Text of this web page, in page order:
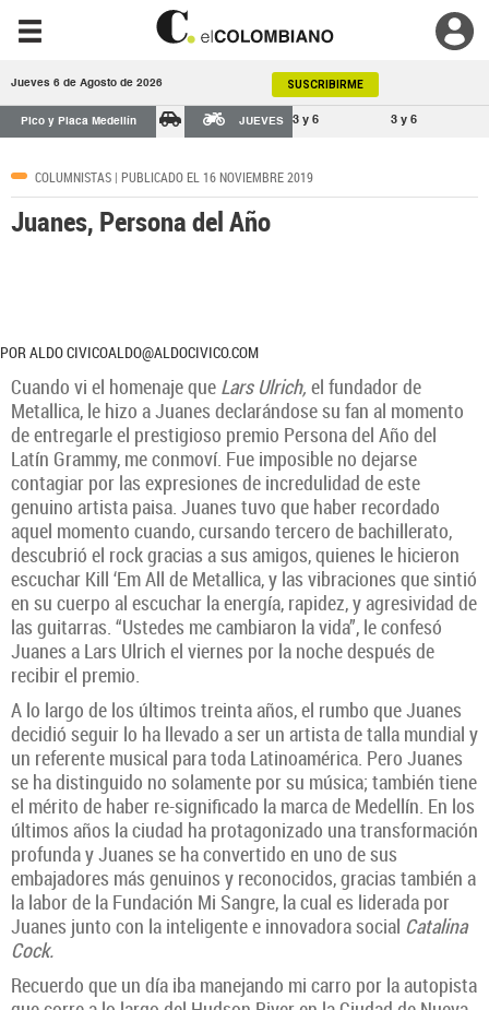
Jueves 6 de Agosto de 2026 SUSCRIBIRME
Pico y Placa Medellín JUEVES 3 y 6 3 y 6
COLUMNISTAS | PUBLICADO EL 16 NOVIEMBRE 2019
Juanes, Persona del Año
POR ALDO CIVICOALDO@ALDOCIVICO.COM
Cuando vi el homenaje que Lars Ulrich, el fundador de
Metallica, le hizo a Juanes declarándose su fan al momento
de entregarle el prestigioso premio Persona del Año del
Latín Grammy, me conmoví. Fue imposible no dejarse
contagiar por las expresiones de incredulidad de este
genuino artista paisa. Juanes tuvo que haber recordado
aquel momento cuando, cursando tercero de bachillerato,
descubrió el rock gracias a sus amigos, quienes le hicieron
escuchar Kill ‘Em All de Metallica, y las vibraciones que sintió
en su cuerpo al escuchar la energía, rapidez, y agresividad de
las guitarras. “Ustedes me cambiaron la vida”, le confesó
Juanes a Lars Ulrich el viernes por la noche después de
recibir el premio.
A lo largo de los últimos treinta años, el rumbo que Juanes
decidió seguir lo ha llevado a ser un artista de talla mundial y
un referente musical para toda Latinoamérica. Pero Juanes
se ha distinguido no solamente por su música; también tiene
el mérito de haber re-significado la marca de Medellín. En los
últimos años la ciudad ha protagonizado una transformación
profunda y Juanes se ha convertido en uno de sus
embajadores más genuinos y reconocidos, gracias también a
la labor de la Fundación Mi Sangre, la cual es liderada por
Juanes junto con la inteligente e innovadora social Catalina
Cock.
Recuerdo que un día iba manejando mi carro por la autopista